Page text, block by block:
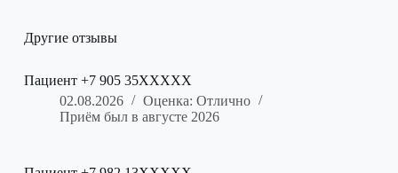
Другие отзывы
Пациент +7 905 35XXXXX
02.08.2026
Оценка: Отлично
Приём был в августе 2026